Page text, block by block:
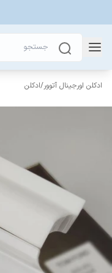
ادکلن اورجینال آتوور/ادکلن